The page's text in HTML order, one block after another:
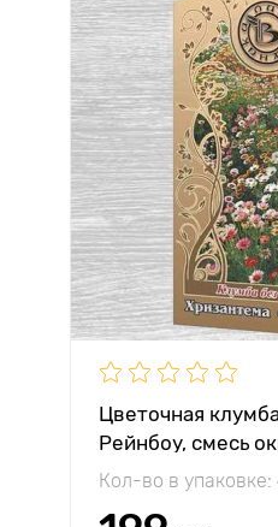
Цветочная
Рейнбоу, смесь
Кол-во в упаковке: